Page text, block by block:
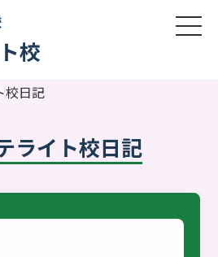
校
校日記
ライト校日記